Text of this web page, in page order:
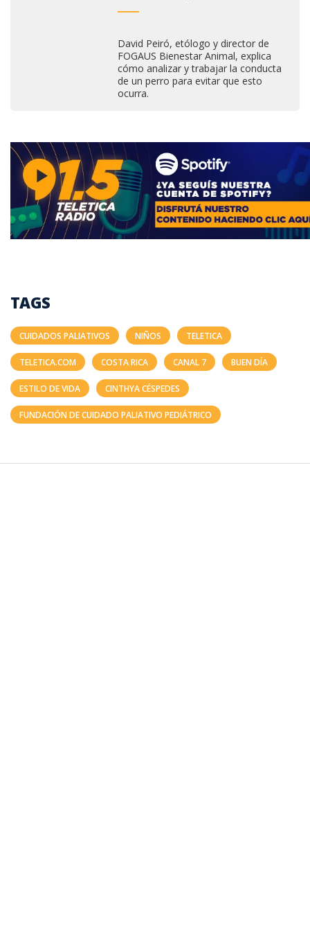
David Peiró, etólogo y director de
FOGAUS Bienestar Animal, explica
cómo analizar y trabajar la conducta
de un perro para evitar que esto
ocurra.
TAGS
CUIDADOS PALIATIVOS NIÑOS TELETICA
TELETICA.COM COSTA RICA CANAL 7 BUEN DÍA
ESTILO DE VIDA CINTHYA CÉSPEDES
FUNDACIÓN DE CUIDADO PALIATIVO PEDIÁTRICO